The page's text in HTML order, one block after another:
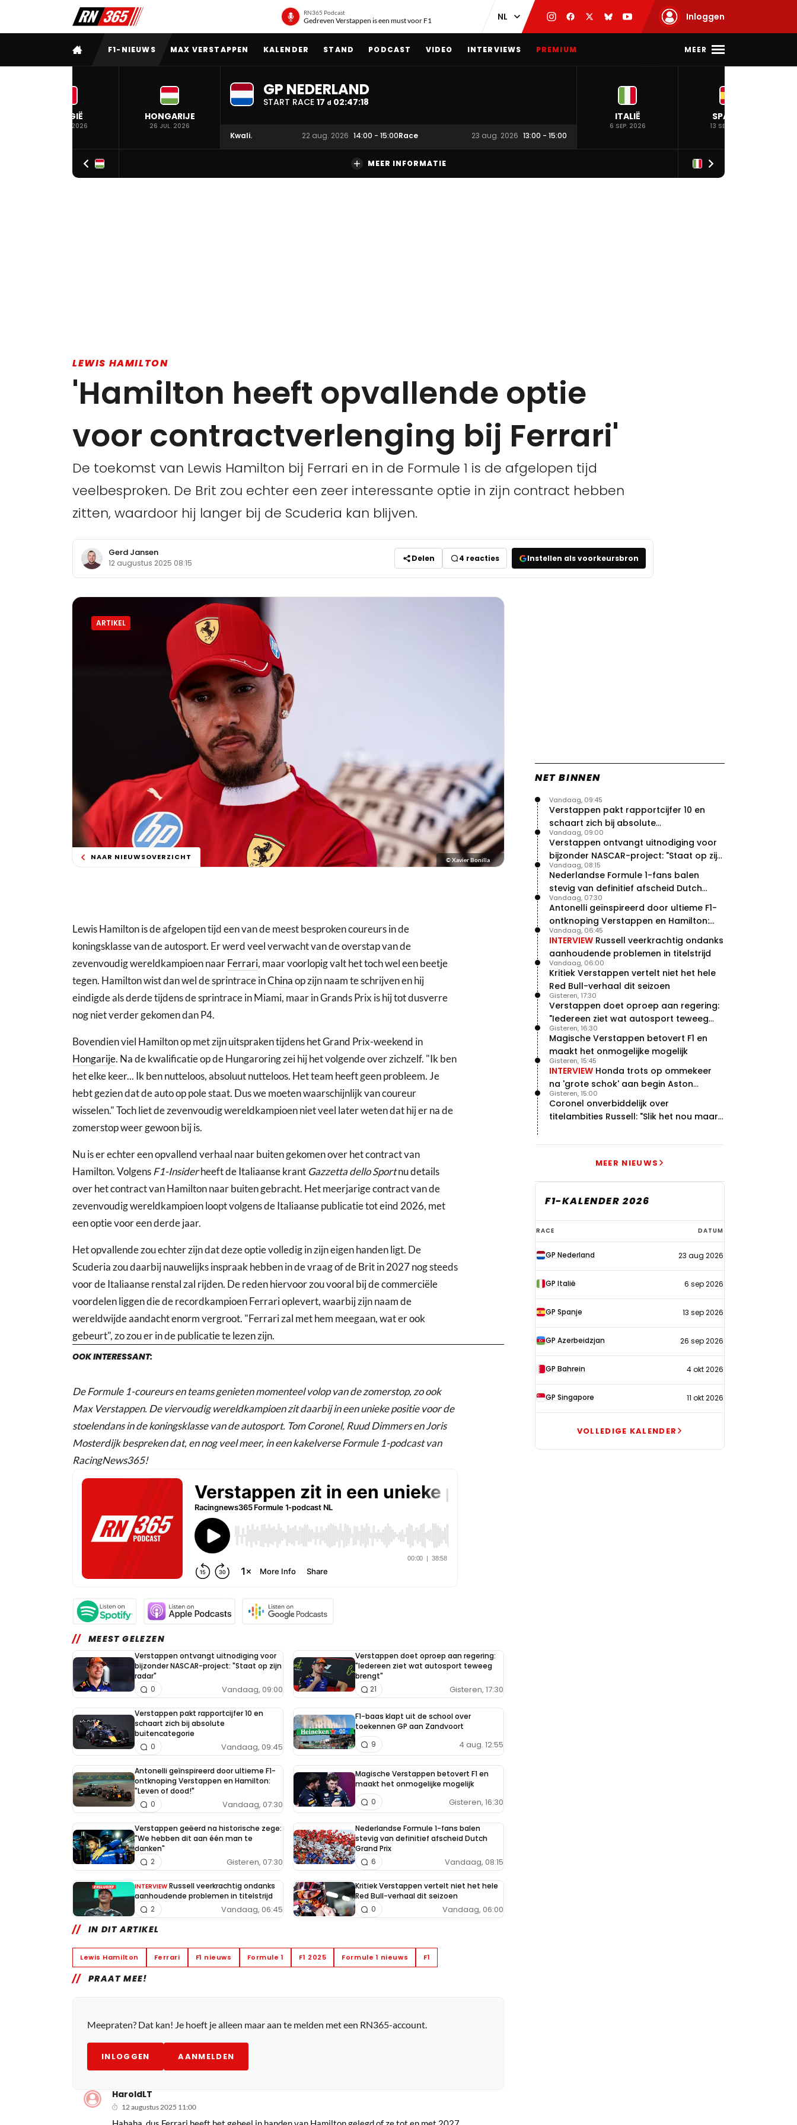
RN365 Podcast
Gedreven Verstappen is een must voor F1 Inloggen
VOLLEDIG MENU
F1-NIEUWS MAX VERSTAPPEN KALENDER STAND PODCAST VIDEO INTERVIEWS PREMIUM MEER
BELGIË
19 JUL. 2026
HONGARIJE
26 JUL. 2026
GP NEDERLAND
START RACE 17 d 02:47:17
Kwali. 22 aug. 2026 14:00 - 15:00Race 23 aug. 2026 13:00 - 15:00
ITALIË
6 SEP. 2026
SPANJE
13 SEP. 2026
MEER INFORMATIE
LEWIS HAMILTON
'Hamilton heeft opvallende optie
voor contractverlenging bij Ferrari'
De toekomst van Lewis Hamilton bij Ferrari en in de Formule 1 is de afgelopen tijd
veelbesproken. De Brit zou echter een zeer interessante optie in zijn contract hebben
zitten, waardoor hij langer bij de Scuderia kan blijven.
Gerd Jansen
12 augustus 2025 08:15 Delen 4 reacties Instellen als voorkeursbron
ARTIKEL
NAAR NIEUWSOVERZICHT © Xavier Bonilla
Lewis Hamilton is de afgelopen tijd een van de meest besproken coureurs in de
koningsklasse van de autosport. Er werd veel verwacht van de overstap van de
zevenvoudig wereldkampioen naarFerrari, maar voorlopig valt het toch wel een beetje
tegen. Hamilton wist dan wel de sprintrace inChinaop zijn naam te schrijven en hij
eindigde als derde tijdens de sprintrace in Miami, maar in Grands Prix is hij tot dusverre
nog niet verder gekomen dan P4.
Bovendien viel Hamilton op met zijn uitspraken tijdens het Grand Prix-weekend in
Hongarije. Na de kwalificatie op de Hungaroring zei hij het volgende over zichzelf. "Ik ben
het elke keer... Ik ben nutteloos, absoluut nutteloos. Het team heeft geen probleem. Je
hebt gezien dat de auto op pole staat. Dus we moeten waarschijnlijk van coureur
wisselen." Toch liet de zevenvoudig wereldkampioen niet veel later weten dat hij er na de
zomerstop weer gewoon bij is.
Nu is er echter een opvallend verhaal naar buiten gekomen over het contract van
Hamilton. VolgensF1-Insiderheeft de Italiaanse krant Gazzetta dello Sportnu details
over het contract van Hamilton naar buiten gebracht. Het meerjarige contract van de
zevenvoudig wereldkampioen loopt volgens de Italiaanse publicatie tot eind 2026, met
een optie voor een derde jaar.
Het opvallende zou echter zijn dat deze optie volledig in zijn eigen handen ligt. De
Scuderia zou daarbij nauwelijks inspraak hebben in de vraag of de Brit in 2027 nog steeds
voor de Italiaanse renstal zal rijden. De reden hiervoor zou vooral bij de commerciële
voordelen liggen die de recordkampioen Ferrari oplevert, waarbij zijn naam de
wereldwijde aandacht enorm vergroot. "Ferrari zal met hem meegaan, wat er ook
gebeurt", zo zou er in de publicatie te lezen zijn.
OOK INTERESSANT:
De Formule 1-coureurs en teams genieten momenteel volop van de zomerstop, zo ook
Max Verstappen. De viervoudig wereldkampioen zit daarbij in een unieke positie voor de
stoelendans in de koningsklasse van de autosport. Tom Coronel, Ruud Dimmers en Joris
Mosterdijk bespreken dat, en nog veel meer, in een kakelverse Formule 1-podcast van
RacingNews365!
MEEST GELEZEN
Verstappen ontvangt uitnodiging voor
bijzonder NASCAR-project: "Staat op zijn
radar"
Vandaag, 09:00
0
Verstappen doet oproep aan regering:
"Iedereen ziet wat autosport teweeg
brengt"
Gisteren, 17:30
21
Verstappen pakt rapportcijfer 10 en
schaart zich bij absolute
buitencategorie
Vandaag, 09:45
0
F1-baas klapt uit de school over
toekennen GP aan Zandvoort
4 aug. 12:55
9
Antonelli geïnspireerd door ultieme F1-
ontknoping Verstappen en Hamilton:
"Leven of dood!"
Vandaag, 07:30
0
Magische Verstappen betovert F1 en
maakt het onmogelijke mogelijk
Gisteren, 16:30
0
Verstappen geëerd na historische zege:
"We hebben dit aan één man te
danken"
Gisteren, 07:30
2
Nederlandse Formule 1-fans balen
stevig van definitief afscheid Dutch
Grand Prix
Vandaag, 08:15
6
INTERVIEW Russell veerkrachtig ondanks
aanhoudende problemen in titelstrijd
Vandaag, 06:45
2
Kritiek Verstappen vertelt niet het hele
Red Bull-verhaal dit seizoen
Vandaag, 06:00
0
IN DIT ARTIKEL
Lewis Hamilton Ferrari F1 nieuws Formule 1 F1 2025 Formule 1 nieuws F1
PRAAT MEE!
Meepraten? Dat kan! Je hoeft je alleen maar aan te melden met een RN365-account.
INLOGGEN AANMELDEN
HaroldLT
12 augustus 2025 11:00
NET BINNEN
Verstappen pakt rapportcijfer 10 en
schaart zich bij absolute
buitencategorie
Vandaag, 09:45
Verstappen ontvangt uitnodiging voor
bijzonder NASCAR-project: "Staat op zijn
radar"
Vandaag, 09:00
Nederlandse Formule 1-fans balen
stevig van definitief afscheid Dutch
Grand Prix
Vandaag, 08:15
Antonelli geïnspireerd door ultieme F1-
ontknoping Verstappen en Hamilton:
"Leven of dood!"
Vandaag, 07:30
INTERVIEW Russell veerkrachtig ondanks
aanhoudende problemen in titelstrijd
Vandaag, 06:45
Kritiek Verstappen vertelt niet het hele
Red Bull-verhaal dit seizoen
Vandaag, 06:00
Verstappen doet oproep aan regering:
"Iedereen ziet wat autosport teweeg
brengt"
Gisteren, 17:30
Magische Verstappen betovert F1 en
maakt het onmogelijke mogelijk
Gisteren, 16:30
INTERVIEW Honda trots op ommekeer
na 'grote schok' aan begin Aston
Martin-avontuur
Gisteren, 15:45
Coronel onverbiddelijk over
titelambities Russell: "Slik het nou maar
Gisteren, 15:00
MEER NIEUWS
F1-KALENDER 2026
F1-
kalender
2026
RACE DATUM
GP Nederland 23 aug 2026
GP Italië 6 sep 2026
GP Spanje 13 sep 2026
GP Azerbeidzjan 26 sep 2026
GP Bahrein 4 okt 2026
GP Singapore 11 okt 2026
VOLLEDIGE KALENDER